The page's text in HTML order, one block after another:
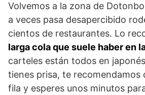
Volvemos a la zona de
a veces pasa desapercibido
cientos de restaurantes. Lo
larga cola que suele haber en
carteles están todos en
tienes prisa, te recomendamos
fila y esperes unos minutos